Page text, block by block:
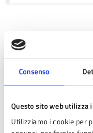
Consenso
Questo sito web utilizza
Utilizziamo i cookie per
Contatti
Telefono:0536 343569
E-mail:
Tributi per i contatti
Lunedì CHIUSO